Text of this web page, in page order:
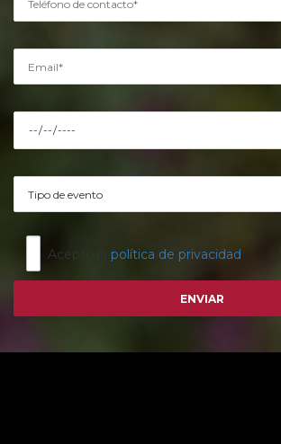
Acepto la política de privacidad